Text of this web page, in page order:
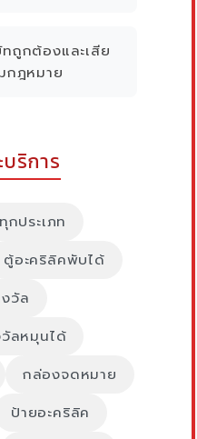
ถูกต้องและเสีย
กฎหมาย
ริการ
กประเภท
ตู้อะคริลิคพับได้
วัล
ลหมุนได้
กล่องจดหมาย
ป้ายอะคริลิค